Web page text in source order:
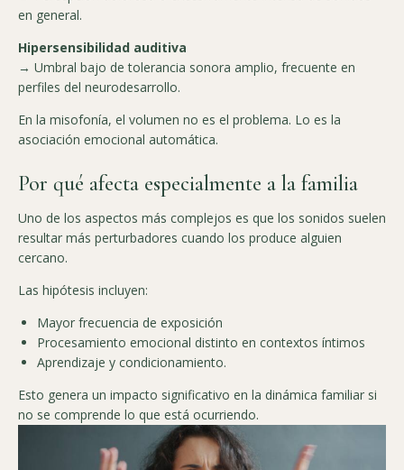
en general.
Hipersensibilidad auditiva
→ Umbral bajo de tolerancia sonora amplio, frecuente en
perfiles del neurodesarrollo.
En la misofonía, el volumen no es el problema. Lo es la
asociación emocional automática.
Por qué afecta especialmente a la familia
Uno de los aspectos más complejos es que los sonidos suelen
resultar más perturbadores cuando los produce alguien
cercano.
Las hipótesis incluyen:
Mayor frecuencia de exposición
Procesamiento emocional distinto en contextos íntimos
Aprendizaje y condicionamiento.
Esto genera un impacto significativo en la dinámica familiar si
no se comprende lo que está ocurriendo.